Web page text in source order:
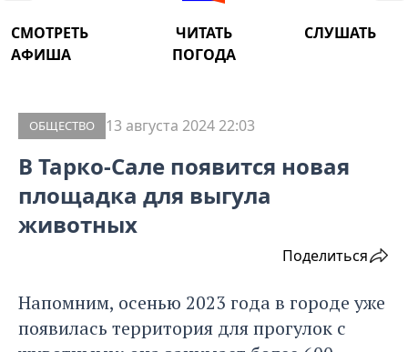
СМОТРЕТЬ ЧИТАТЬ
СЛУШАТЬ
АФИША
ПОГОДА
ОБЩЕСТВО 13 августа 2024 22:03
В Тарко-Сале появится новая
площадка для выгула
животных
Поделиться
Напомним, осенью 2023 года в городе уже
появилась территория для прогулок с